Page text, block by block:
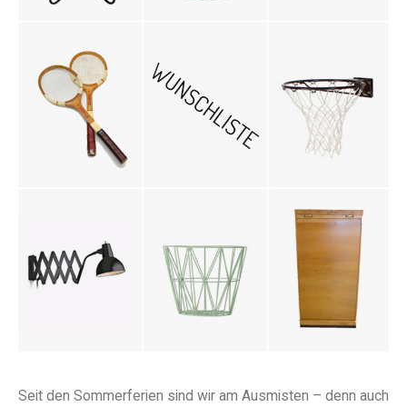
Seit den Sommerferien sind wir am Ausmisten – denn auch